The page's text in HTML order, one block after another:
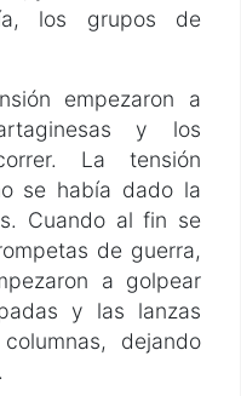
los grupos de
empezaron a
y los
La tensión
se había dado la
Cuando al fin se
de guerra,
a golpear
y las lanzas
dejando